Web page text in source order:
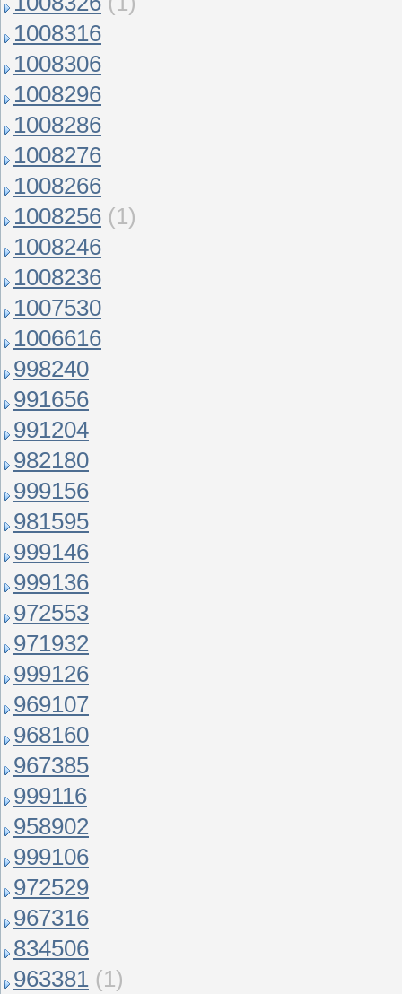
1008316
1008306
1008296
1008286
1008276
1008266
1008256 (1)
1008246
1008236
1007530
1006616
998240
991656
991204
982180
999156
981595
999146
999136
972553
971932
999126
969107
968160
967385
999116
958902
999106
972529
967316
834506
963381 (1)